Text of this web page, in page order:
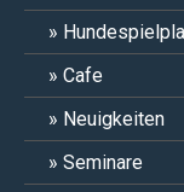
Cafe
Neuigkeiten
Seminare